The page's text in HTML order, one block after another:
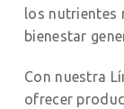
los nutrientes
bienestar
Con nuestra
ofrecer